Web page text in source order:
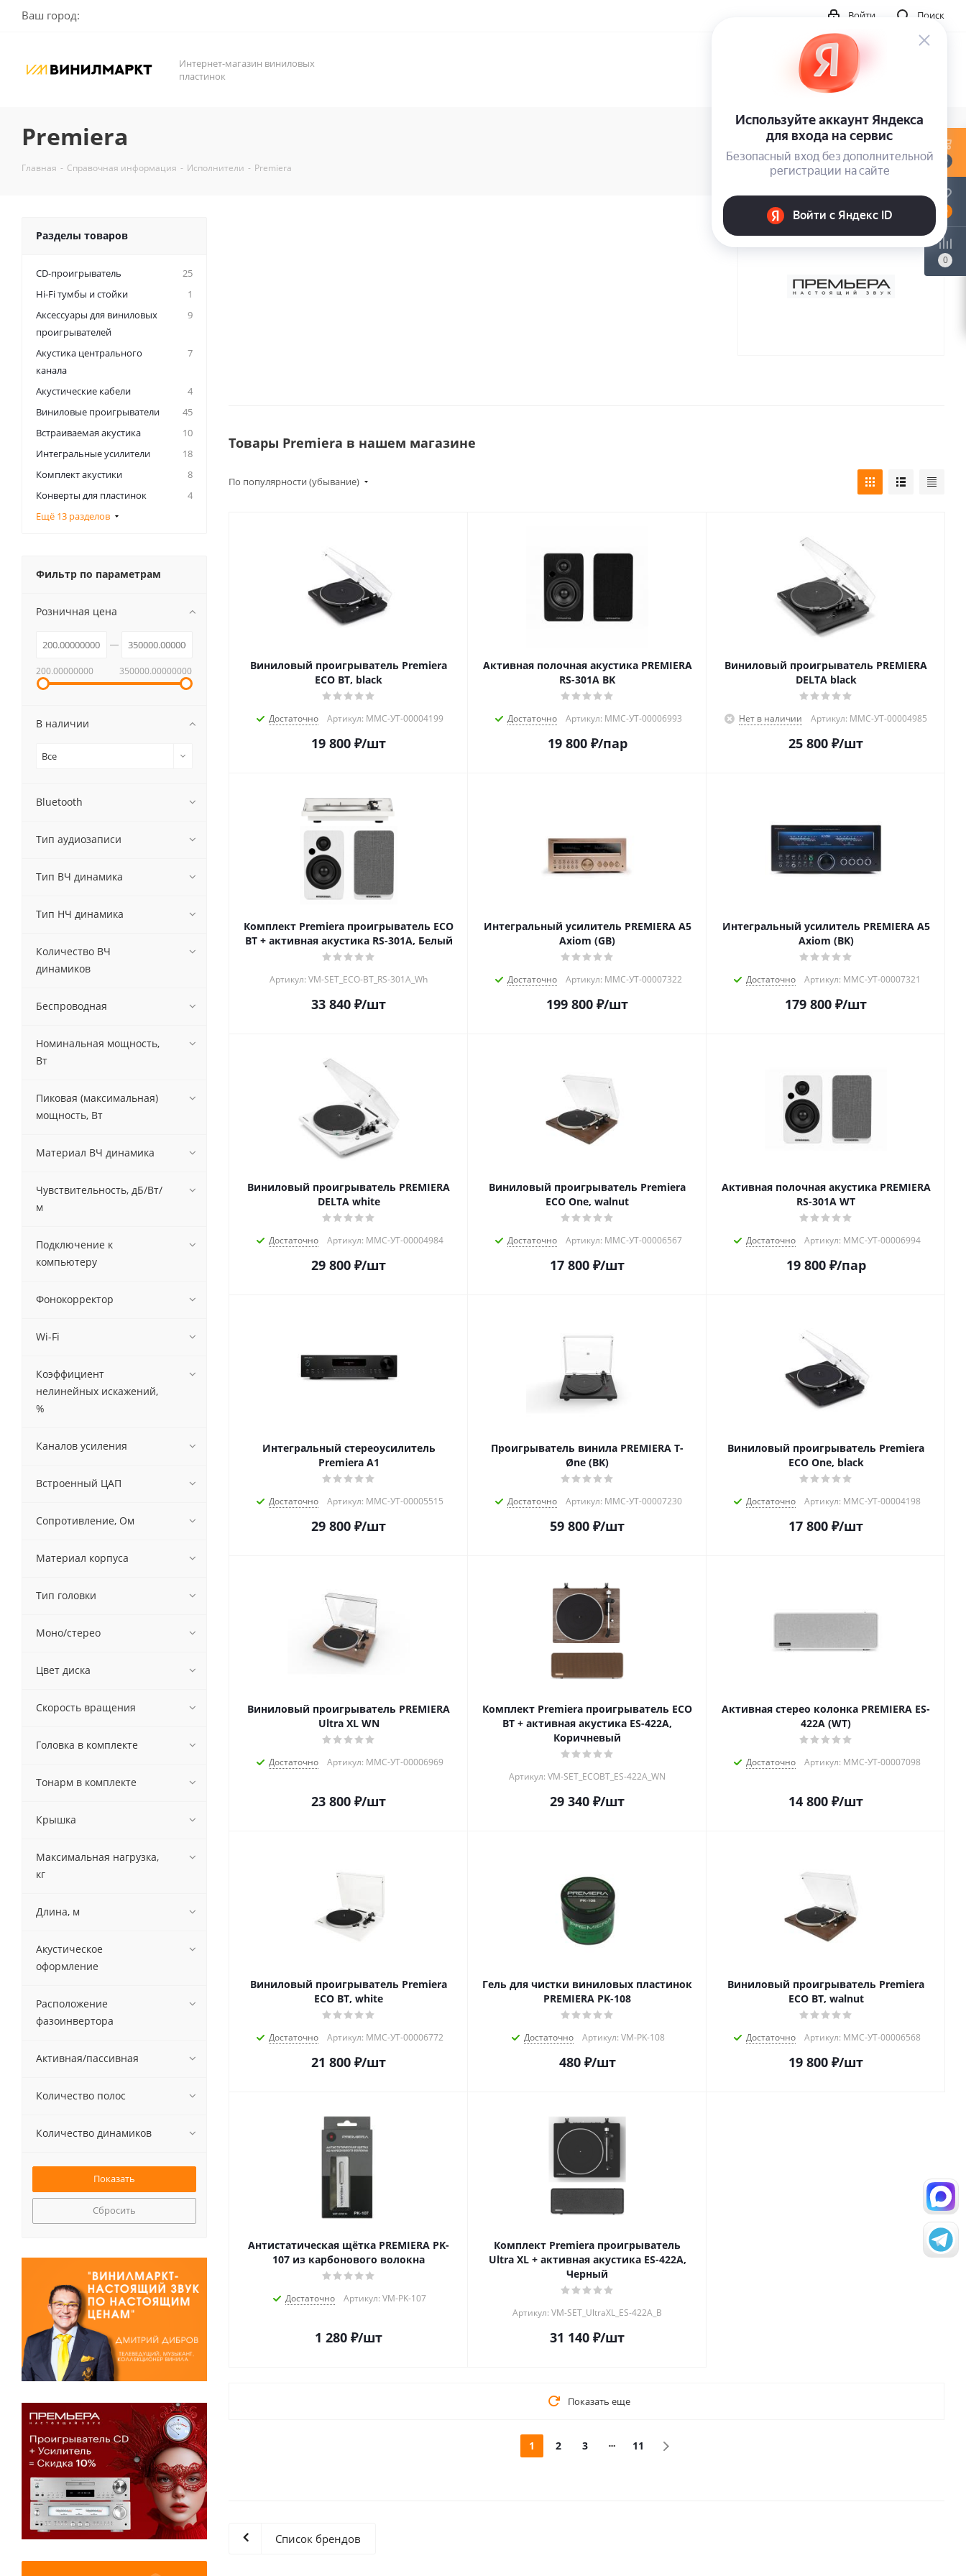
Ваш город: Поиск
Войти
Интернет-магазин виниловых
пластинок
Premiera
Главная - Справочная информация - Исполнители - Premiera
Товары Premiera в нашем магазине
По популярности (убывание)
Виниловый проигрыватель Premiera
ECO BT, black
Достаточно Артикул: MMC-УТ-00004199
19 800 ₽/шт
Активная полочная акустика PREMIERA
RS-301A BK
Достаточно Артикул: MMC-УТ-00006993
19 800₽/пар
Виниловый проигрыватель PREMIERA
DELTA black
Нет в наличии Артикул: MMC-УТ-00004985
25 800 ₽/шт
Комплект Premiera проигрыватель ECO
BT + активная акустика RS-301A, Белый
Артикул: VM-SET_ECO-BT_RS-301A_Wh
33 840 ₽/шт
Интегральный усилитель PREMIERA A5
Axiom (GB)
Достаточно Артикул: MMC-УТ-00007322
199 800 ₽/шт
Интегральный усилитель PREMIERA A5
Axiom (BK)
Достаточно Артикул: MMC-УТ-00007321
179 800 ₽/шт
Виниловый проигрыватель PREMIERA
DELTA white
Достаточно Артикул: MMC-УТ-00004984
29 800 ₽/шт
Виниловый проигрыватель Premiera
ECO One, walnut
Достаточно Артикул: MMC-УТ-00006567
17 800 ₽/шт
Активная полочная акустика PREMIERA
RS-301A WT
Достаточно Артикул: MMC-УТ-00006994
19 800₽/пар
Интегральный стереоусилитель
Premiera A1
Достаточно Артикул: MMC-УТ-00005515
29 800 ₽/шт
Проигрыватель винила PREMIERA T-
Øne (BK)
Достаточно Артикул: MMC-УТ-00007230
59 800 ₽/шт
Виниловый проигрыватель Premiera
ECO One, black
Достаточно Артикул: MMC-УТ-00004198
17 800 ₽/шт
Виниловый проигрыватель PREMIERA
Ultra XL WN
Достаточно Артикул: MMC-УТ-00006969
23 800 ₽/шт
Комплект Premiera проигрыватель ECO
BT + активная акустика ES-422A,
Коричневый
Артикул: VM-SET_ECOBT_ES-422A_WN
29 340 ₽/шт
Активная стерео колонка PREMIERA ES-
422A (WT)
Достаточно Артикул: MMC-УТ-00007098
14 800 ₽/шт
Виниловый проигрыватель Premiera
ECO BT, white
Достаточно Артикул: MMC-УТ-00006772
21 800 ₽/шт
Гель для чистки виниловых пластинок
PREMIERA PK-108
Достаточно Артикул: VM-PK-108
480₽/шт
Виниловый проигрыватель Premiera
ECO BT, walnut
Достаточно Артикул: MMC-УТ-00006568
19 800 ₽/шт
Антистатическая щётка PREMIERA PK-
107 из карбонового волокна
Достаточно Артикул: VM-PK-107
1 280 ₽/шт
Комплект Premiera проигрыватель
Ultra XL + активная акустика ES-422A,
Черный
Артикул: VM-SET_UltraXL_ES-422A_B
31 140 ₽/шт
Показать еще
1 2 3 11
Список брендов
Разделы товаров
CD-проигрыватель
25
Hi-Fi тумбы и стойки
1
Аксессуары для виниловых
проигрывателей
9
Акустика центрального
канала
7
Акустические кабели
4
Виниловые проигрыватели
45
Встраиваемая акустика
10
Интегральные усилители
18
Комплект акустики
8
Конверты для пластинок
4
Ещё 13 разделов
Фильтр по параметрам
Розничная цена
200.00000000 350000.00000000
В наличии
Все
Bluetooth
Тип аудиозаписи
Тип ВЧ динамика
Тип НЧ динамика
Количество ВЧ
динамиков
Беспроводная
Номинальная мощность,
Вт
Пиковая (максимальная)
мощность, Вт
Материал ВЧ динамика
Чувствительность, дБ/Вт/
м
Подключение к
компьютеру
Фонокорректор
Wi-Fi
Коэффициент
нелинейных искажений,
%
Каналов усиления
Встроенный ЦАП
Сопротивление, Ом
Материал корпуса
Тип головки
Моно/стерео
Цвет диска
Скорость вращения
Головка в комплекте
Тонарм в комплекте
Крышка
Максимальная нагрузка,
кг
Длина, м
Акустическое
оформление
Расположение
фазоинвертора
Активная/пассивная
Количество полос
Количество динамиков
Сбросить
0
0
0